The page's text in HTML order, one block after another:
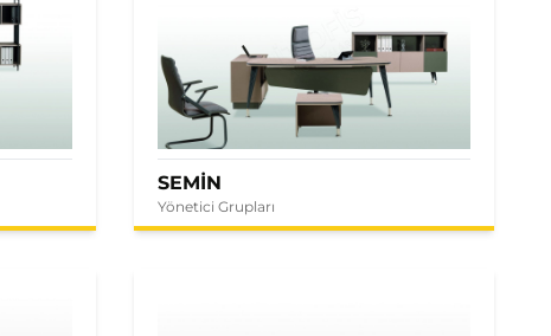
SEMİN
Yönetici Grupları